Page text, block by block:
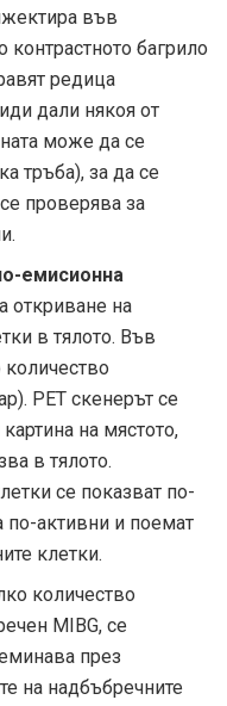
във
контрастното багрило
редица
дали някоя от
може да се
тръба), за да се
проверява за
емисионна
откриване на
в тялото. Във
PET скенерът се
на мястото,
в тялото.
се показват по-
по-активни и поемат
клетки.
количество
MIBG, се
през
на надбъбречните